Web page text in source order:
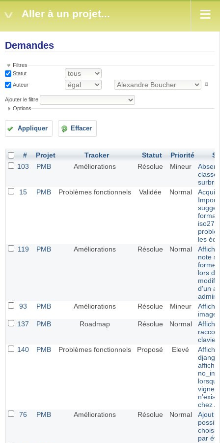
Aller à un projet...
Demandes
Filtres
Statut
Auteur
Ajouter le filtre
Options
Appliquer Effacer
# Projet Tracker Statut Priorité
103
PMB Améliorations Résolue Mineur
classe
15
PMB Problèmes fonctionnels Validée Normal
Import
format
les
119
PMB Améliorations Résolue Normal
note
forme
lors
d'un
93
PMB Améliorations Résolue Mineur
137
PMB Roadmap Résolue Normal
clavier
140
PMB Problèmes fonctionnels Proposé Elevé
chez
76
PMB Améliorations Résolue Normal
Ajout
choisir
par